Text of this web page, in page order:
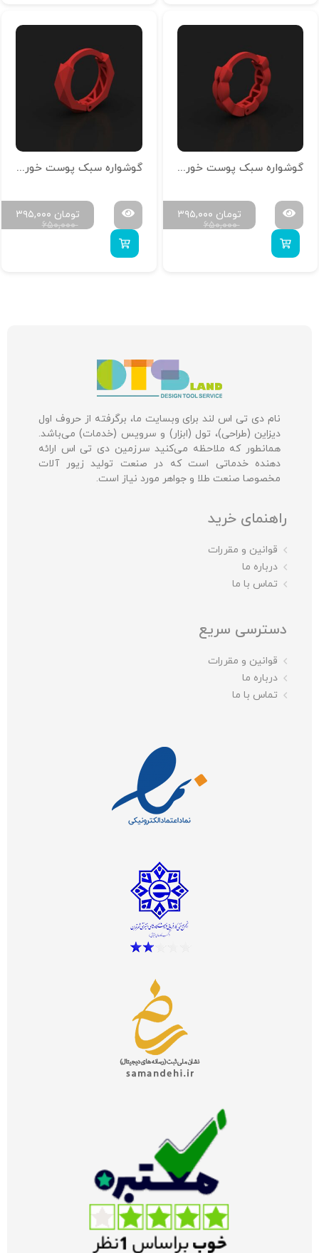
گوشواره سبک پوست خور امگا-کلیپسی کد N-G-02
۶۵۰,۰۰۰
۳۹۵,۰۰۰ تومان
گوشواره سبک پوست خور امگا-کلیپسی کد N-G-01
۶۵۰,۰۰۰
۳۹۵,۰۰۰ تومان
نام دی تی اس لند برای وبسایت ما، برگرفته از حروف اول
دیزاین (طراحی)، تول (ابزار) و سرویس (خدمات) می‌باشد.
همانطور که ملاحظه می‌کنید سرزمین دی تی اس ارائه
دهنده خدماتی است که در صنعت تولید زیور آلات
مخصوصا صنعت طلا و جواهر مورد نیاز است.
راهنمای خرید
قوانین و مقررات
درباره ما
تماس با ما
دسترسی سریع
قوانین و مقررات
درباره ما
تماس با ما